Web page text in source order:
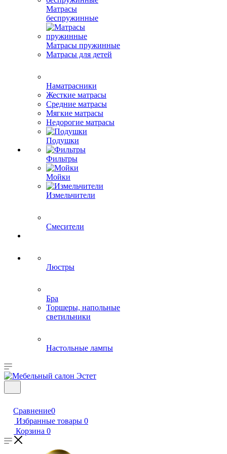
Матрасы
беспружинные
Матрасы пружинные
Матрасы для детей
Наматрасники
Жесткие матрасы
Средние матрасы
Мягкие матрасы
Недорогие матрасы
Подушки
Фильтры
Мойки
Измельчители
Смесители
Люстры
Бра
Торшеры, напольные
светильники
Настольные лампы
Сравнение0
Избранные товары 0
Корзина 0